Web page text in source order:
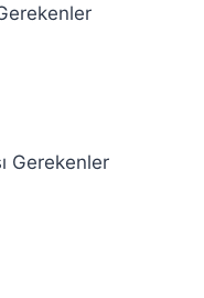
Gerekenler